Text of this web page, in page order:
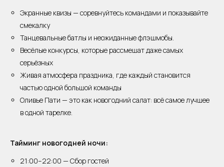
Экранные квизы — соревнуйтесь командами и показывайте
смекалку
Танцевальные батлы и неожиданные флэшмобы.
Весёлые конкурсы, которые рассмешат даже самых
серьёзных
Живая атмосфера праздника, где каждый становится
частью одной большой команды
Оливье Пати — это как новогодний салат: всё самое лучшее
в одной тарелке.
Тайминг новогодней ночи:
21:00–22:00 — Сбор гостей